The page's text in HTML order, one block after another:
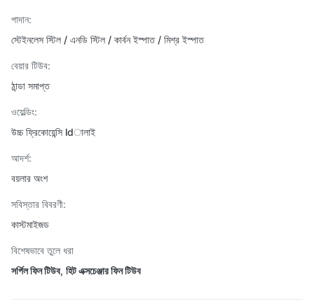
পাদান:
স্টেইনলেস স্টিল / এনডি স্টিল / কার্বন ইস্পাত / মিশ্র ইস্পাত
বেয়ার টিউব:
ঠান্ডা সমাপ্ত
ওয়েল্ডিং:
উচ্চ ফ্রিকোয়েন্সি ldালাই
আদর্শ:
বয়লার অংশ
সবিস্তার বিবরণী:
কাস্টমাইজড
বিশেষভাবে তুলে ধরা
সর্পিল ফিন টিউব, হিট এক্সচেঞ্জার ফিন টিউব